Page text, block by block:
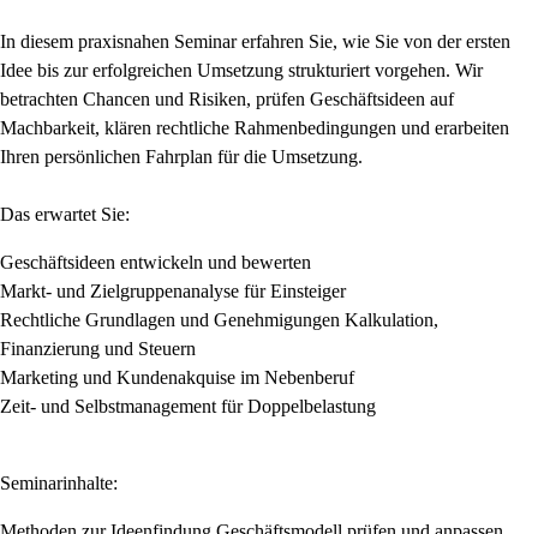
In diesem praxisnahen Seminar erfahren Sie, wie Sie von der ersten
Idee bis zur erfolgreichen Umsetzung strukturiert vorgehen. Wir
betrachten Chancen und Risiken, prüfen Geschäftsideen auf
Machbarkeit, klären rechtliche Rahmenbedingungen und erarbeiten
Ihren persönlichen Fahrplan für die Umsetzung.
Das erwartet Sie:
Geschäftsideen entwickeln und bewerten
Markt- und Zielgruppenanalyse für Einsteiger
Rechtliche Grundlagen und Genehmigungen Kalkulation,
Finanzierung und Steuern
Marketing und Kundenakquise im Nebenberuf
Zeit- und Selbstmanagement für Doppelbelastung
Seminarinhalte: